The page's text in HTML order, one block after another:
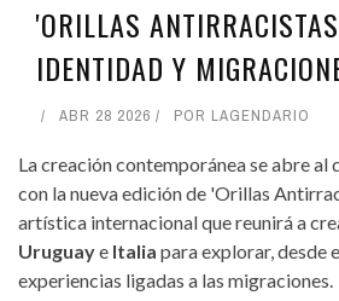
'ORILLAS
IDENTIDAD Y
ABR 28 2026 POR LAGENDARIO
La creación contemporánea se abre
con la nueva edición de 'Orillas
artística internacional que reunirá a
Uruguaye Italia para explorar, desde
experiencias ligadas a las migraciones.